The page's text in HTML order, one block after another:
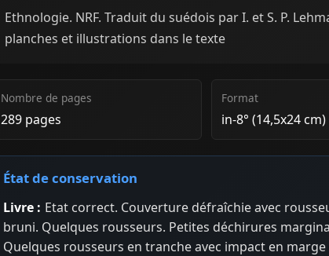
Ethnologie. NRF. Traduit du suédois par I. et S. P.
planches et illustrations dans le texte
Nombre de pages
289 pages
Format
in-8° (14,5x24 cm)
État de conservation
Livre : Etat correct. Couverture défraîchie avec
bruni. Quelques rousseurs. Petites déchirures
Quelques rousseurs en tranche avec impact en marge